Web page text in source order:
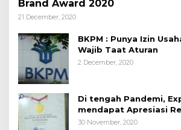
Brand Award 2020
21 December, 2020
BKPM : Punya Izin
Wajib Taat Aturan
2 December, 2020
Di tengah Pandemi,
mendapat Apresiasi
30 November, 2020